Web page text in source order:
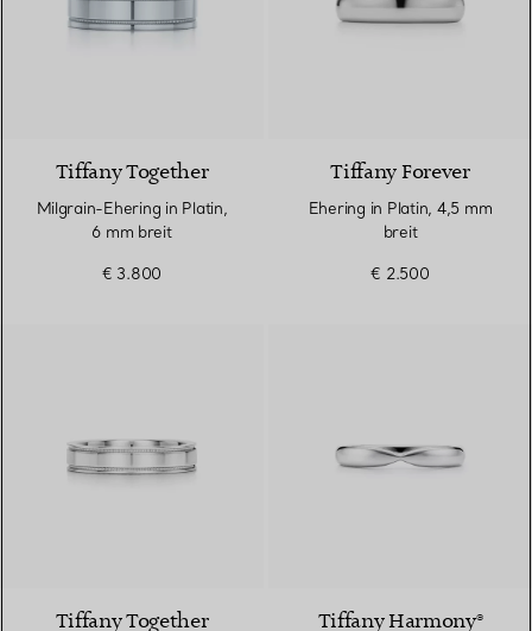
Tiffany Together
Milgrain-Ehering in Platin,
6 mm breit
€ 3.800
Tiffany Forever
Ehering in Platin, 4,5 mm
breit
€ 2.500
Tiffany Together Tiffany Harmony®